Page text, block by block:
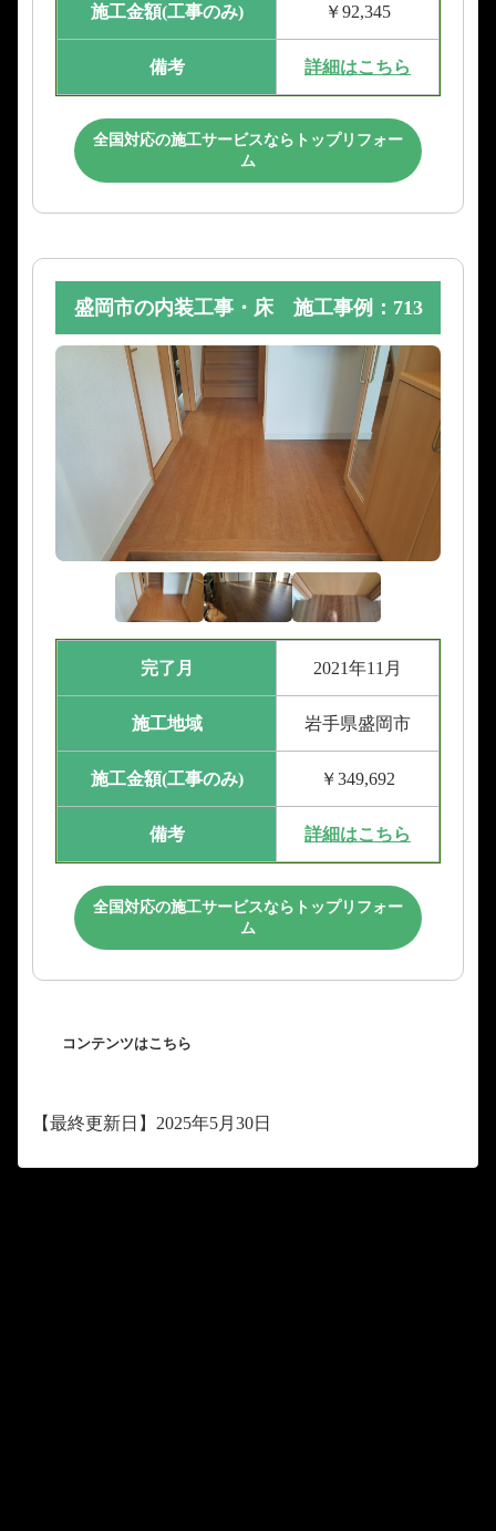
施工金額(工事のみ) ￥92,345
備考 詳細はこちら
全国対応の施工サービスならトップリフォー
ム
盛岡市の内装工事・床 施工事例：713
完了月 2021年11月
施工地域 岩手県盛岡市
施工金額(工事のみ) ￥349,692
備考 詳細はこちら
全国対応の施工サービスならトップリフォー
ム
コンテンツはこちら
【最終更新日】2025年5月30日